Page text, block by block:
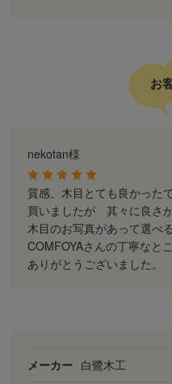
お
nekotan様
質感、木目とても良かった
買いましたが 其々に良さ
木目のお写真があって選べ
COMFOYAさんの丁寧なと
ありがとうございました。
メーカー 白鷺木工